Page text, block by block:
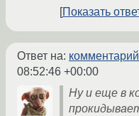
Показать
Ответ на: комментарий
08:52:46 +00:00
Ну и еще в